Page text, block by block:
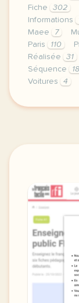
Fiche
302
Informations
Maee
7
Paris
110
Réalisée
31
Séquence
18
Voitures
4
le